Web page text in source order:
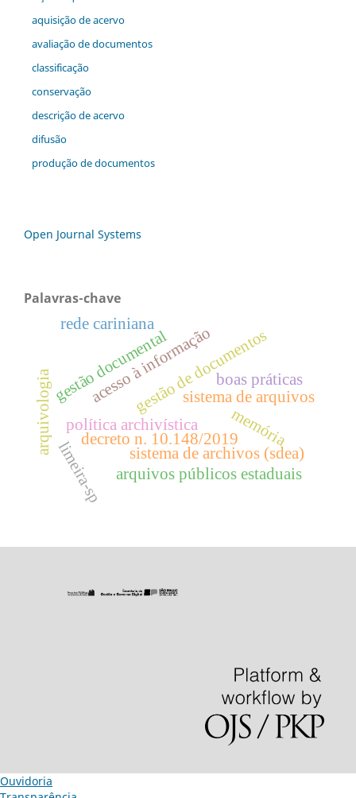
aquisição de acervo
avaliação de documentos
classificação
conservação
descrição de acervo
difusão
produção de documentos
Open Journal Systems
Palavras-chave
sistema de archivos (sdea)
política archivística
acesso à informação
gestão de documentos
sistema de arquivos
decreto n. 10.148/2019
gestão documental
arquivologia
arquivos públicos estaduais
memória
limeira-sp
boas práticas
rede cariniana
Ouvidoria